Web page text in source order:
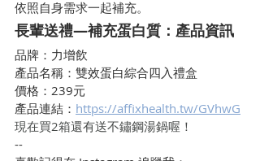
依照自身需求一起補充。
長輩送禮—補充蛋白質：產品資訊
品牌：力增飲
產品名稱：雙效蛋白綜合四入禮盒
價格：239元
產品連結： https://affixhealth.tw/GVhwG
現在買2箱還有送不鏽鋼湯鍋喔！
--